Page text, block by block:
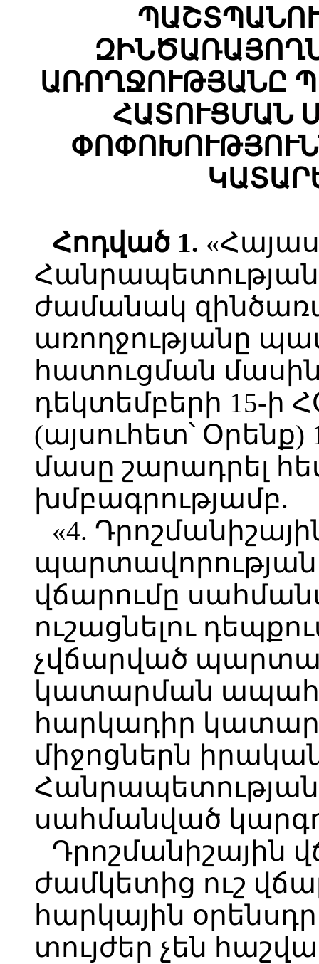
ԱՌՈՂՋՈՒԹՅԱՆԸ
ՀԱՏՈՒՑՄԱՆ
Հոդված 1.
ժամանակ
առողջությանը
հատուցման
դեկտեմբերի 15-ի
(այսուհետ՝ Օրենք)
մասը շարադրել
խմբագրությամբ.
«4.
պարտավորության
վճարումը
ուշացնելու
չվճարված
կատարման
հարկադիր
միջոցներն
Հանրապետության
սահմանված
Դրոշմանիշային
ժամկետից ուշ
հարկային
տույժեր չեն